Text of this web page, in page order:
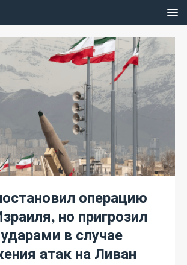
операцию
но пригрозил
в случае
атак на Ливан